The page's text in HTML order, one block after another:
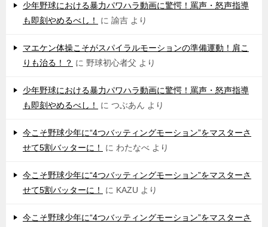
少年野球における暴力パワハラ動画に驚愕！罵声・怒声指導
も即刻やめるべし！
に 諭吉 より
マエケン体操こそがスパイラルモーションの準備運動！肩こ
りも治る！？ に 野球初心者父 より
少年野球における暴力パワハラ動画に驚愕！罵声・怒声指導
も即刻やめるべし！
に つぶあん より
今こそ野球少年に“4つバッティングモーション”をマスターさ
せて5割バッターに！
に わたなべ より
今こそ野球少年に“4つバッティングモーション”をマスターさ
せて5割バッターに！
に KAZU より
今こそ野球少年に“4つバッティングモーション”をマスターさ